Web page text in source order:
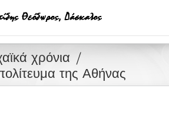
χρόνια
της Αθήνας